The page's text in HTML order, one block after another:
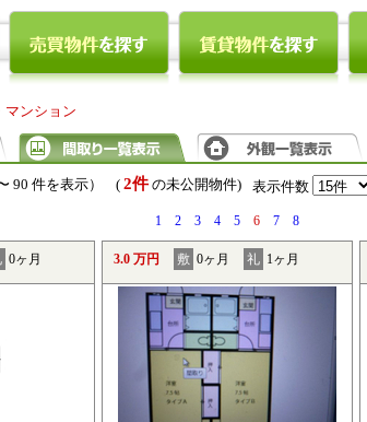
マンション
90 件を表示） ( 2件の未公開物件) 表示件数
1 2 3 4 5 6 7 8
0ヶ月 3.0 万円 敷 0ヶ月 礼 1ヶ月